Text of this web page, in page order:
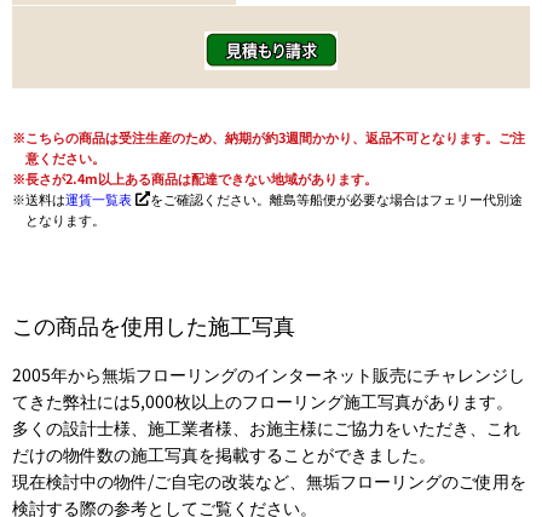
こちらの商品は受注生産のため、納期が約3週間かかり、返品不可となります。ご注
意ください。
長さが2.4m以上ある商品は配達できない地域があります。
送料は運賃一覧表
をご確認ください。離島等船便が必要な場合はフェリー代別途
となります。
この商品を使用した施工写真
2005年から無垢フローリングのインターネット販売にチャレンジし
てきた弊社には5,000枚以上のフローリング施工写真があります。
多くの設計士様、施工業者様、お施主様にご協力をいただき、これ
だけの物件数の施工写真を掲載することができました。
現在検討中の物件/ご自宅の改装など、無垢フローリングのご使用を
検討する際の参考としてご覧ください。